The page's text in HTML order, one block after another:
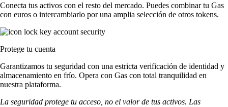
Conecta tus activos con el resto del mercado. Puedes combinar tu Gas
con euros o intercambiarlo por una amplia selección de otros tokens.
Protege tu cuenta
Garantizamos tu seguridad con una estricta verificación de identidad y
almacenamiento en frío. Opera con Gas con total tranquilidad en
nuestra plataforma.
La seguridad protege tu acceso, no el valor de tus activos. Las